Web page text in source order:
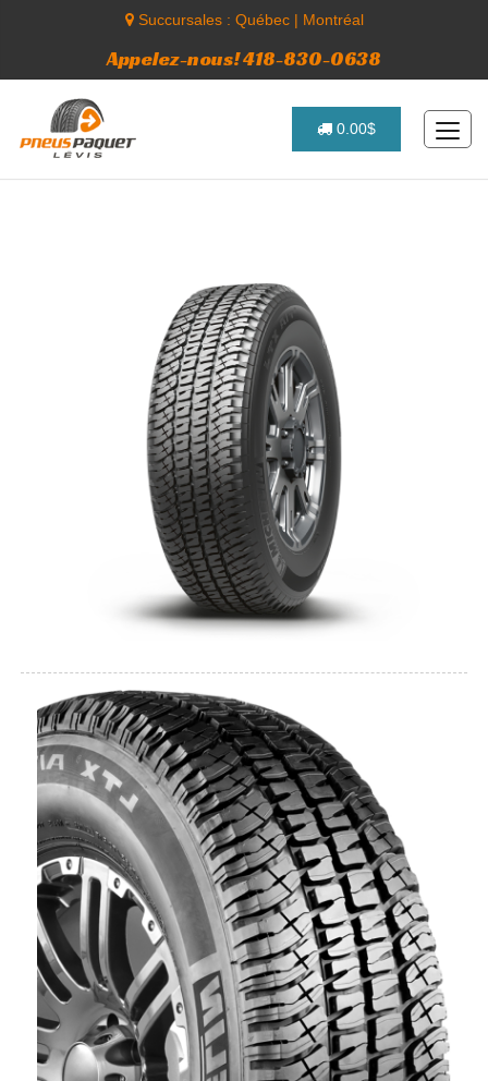
Succursales : Québec| Montréal
Appelez-nous! 418-830-0638
0.00$